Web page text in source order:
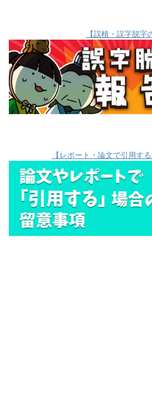
【誤植・誤字脱字
【レポート・論文で引用す